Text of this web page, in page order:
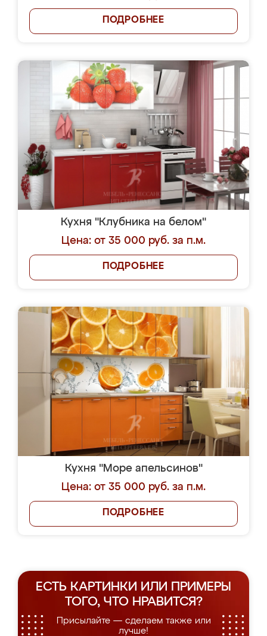
ПОДРОБНЕЕ
Кухня "Клубника на белом"
Цена: от 35 000 руб. за п.м.
ПОДРОБНЕЕ
Кухня "Море апельсинов"
Цена: от 35 000 руб. за п.м.
ПОДРОБНЕЕ
ЕСТЬ КАРТИНКИ ИЛИ ПРИМЕРЫ
ТОГО, ЧТО НРАВИТСЯ?
Присылайте — сделаем также или
лучше!